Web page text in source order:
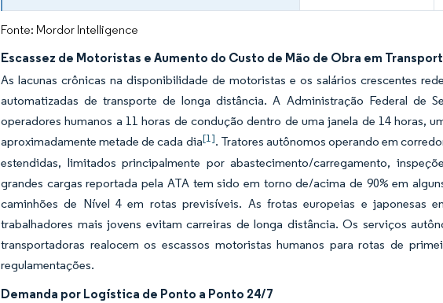
Fonte: Mordor Intelligence
Escassez de Motoristas e Aumento do Custo de Mão de Obra em
As lacunas crônicas na disponibilidade de motoristas e os salários crescentes
automatizadas de transporte de longa distância. A Administração Federal de
operadores humanos a 11 horas de condução dentro de uma janela de 14 horas,
aproximadamente metade de cada dia[1]. Tratores autônomos operando em
estendidas, limitados principalmente por abastecimento/carregamento,
grandes cargas reportada pela ATA tem sido em torno de/acima de 90% em
caminhões de Nível 4 em rotas previsíveis. As frotas europeias e japonesas
trabalhadores mais jovens evitam carreiras de longa distância. Os serviços
transportadoras realocem os escassos motoristas humanos para rotas de
regulamentações.
Demanda por Logística de Ponto a Ponto 24/7